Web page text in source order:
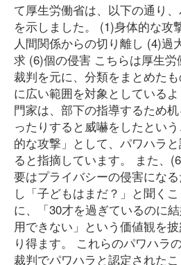
て厚生労働省は、以下の通り
を示しました。 (1)身体的な攻
人間関係からの切り離し (4)過
求 (6)個の侵害 こちらは厚生
裁判を元に、分類をまとめた
に広い範囲を対象としている
門家は、部下の指導するため
ったりすると威嚇をしたとい
的な攻撃」として、パワハラ
ると指摘しています。 また、
要はプライバシーの侵害にな
し「子どもはまだ？」と聞く
に、「30才を過ぎているのに
用できない」という価値観を
り得ます。 これらのパワハラ
裁判でパワハラと認定されたこ